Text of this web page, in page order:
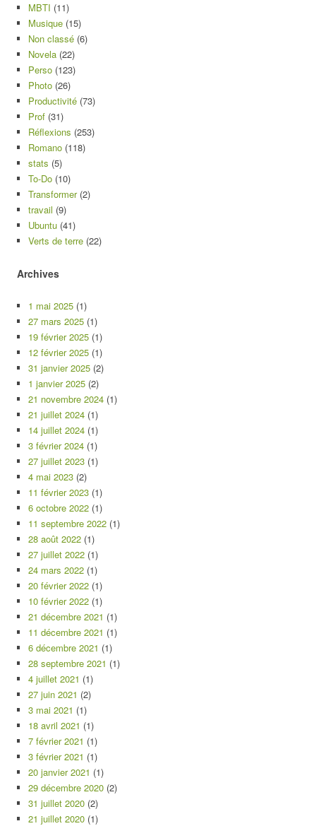
MBTI (11)
Musique (15)
Non classé (6)
Novela (22)
Perso (123)
Photo (26)
Productivité (73)
Prof (31)
Réflexions (253)
Romano (118)
stats (5)
To-Do (10)
Transformer(2)
travail (9)
Ubuntu (41)
Verts de terre (22)
Archives
1 mai 2025 (1)
27 mars 2025 (1)
19 février 2025 (1)
12 février 2025 (1)
31 janvier 2025 (2)
1 janvier 2025 (2)
21 novembre 2024 (1)
21 juillet 2024 (1)
14 juillet 2024 (1)
3 février 2024 (1)
27 juillet 2023 (1)
4 mai 2023 (2)
11 février 2023 (1)
6 octobre 2022 (1)
11 septembre 2022 (1)
28 août 2022 (1)
27 juillet 2022 (1)
24 mars 2022 (1)
20 février 2022 (1)
10 février 2022 (1)
21 décembre 2021 (1)
11 décembre 2021 (1)
6 décembre 2021 (1)
28 septembre 2021 (1)
4 juillet 2021 (1)
27 juin 2021 (2)
3 mai 2021 (1)
18 avril 2021 (1)
7 février 2021 (1)
3 février 2021 (1)
20 janvier 2021 (1)
29 décembre 2020 (2)
31 juillet 2020 (2)
21 juillet 2020 (1)